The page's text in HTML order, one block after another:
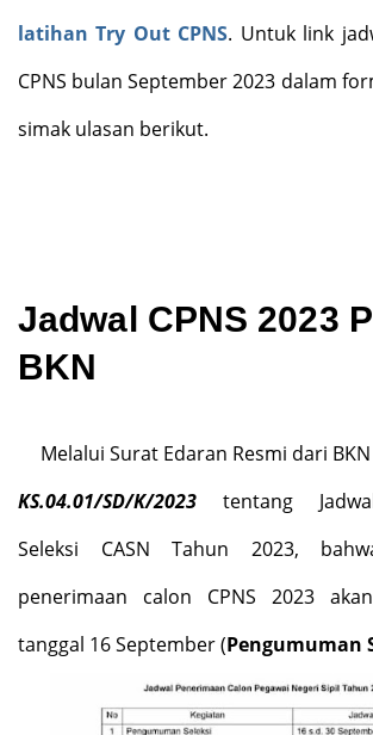
latihan Try Out CPNS. Untuk link
CPNS bulan September 2023 dalam
simak ulasan berikut.
Jadwal CPNS 2023
BKN
Melalui Surat Edaran Resmi dari BKN
KS.04.01/SD/K/2023 tentang
Seleksi CASN Tahun 2023,
penerimaan calon CPNS 2023
tanggal 16 September (Pengumuman